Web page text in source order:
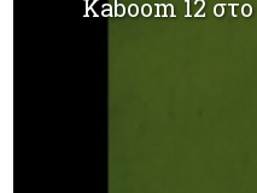
Kaboom 12